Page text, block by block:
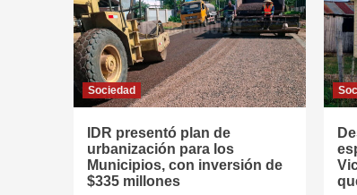
Sociedad
IDR presentó plan de
urbanización para los
Municipios, con inversión de
$335 millones